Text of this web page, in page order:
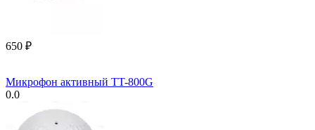
‍650‍ ₽
Микрофон активный TT-800G
0.0